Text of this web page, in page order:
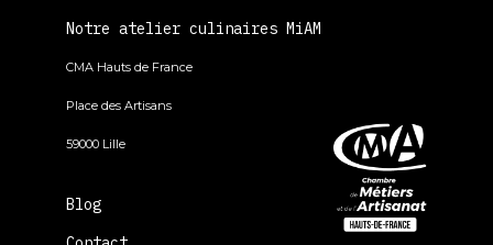
Notre atelier culinaires MiAM
CMA Hauts de France
Place des Artisans
59000 Lille
Blog